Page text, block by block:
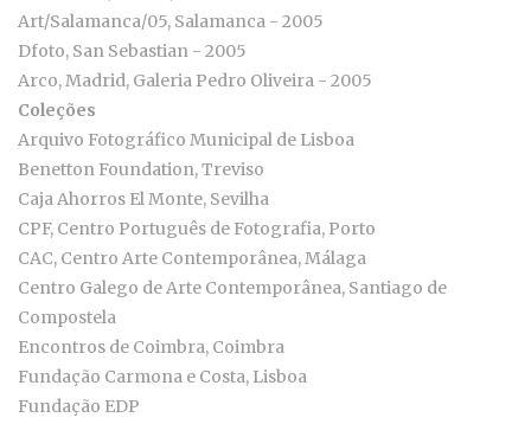
Art/Salamanca/05, Salamanca - 2005
Dfoto, San Sebastian - 2005
Arco, Madrid, Galeria Pedro Oliveira - 2005
Coleções
Arquivo Fotográfico Municipal de Lisboa
Benetton Foundation, Treviso
Caja Ahorros El Monte, Sevilha
CPF, Centro Português de Fotografia, Porto
CAC, Centro Arte Contemporânea, Málaga
Centro Galego de Arte Contemporânea, Santiago de
Compostela
Encontros de Coimbra, Coimbra
Fundação Carmona e Costa, Lisboa
Fundação EDP